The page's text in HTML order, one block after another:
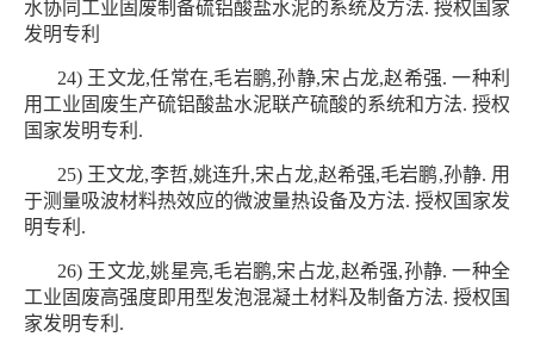
水协同工业固废制备硫铝酸盐水泥的系统及方法. 授权国家
发明专利
24) 王文龙,任常在,毛岩鹏,孙静,宋占龙,赵希强. 一种利
用工业固废生产硫铝酸盐水泥联产硫酸的系统和方法. 授权
国家发明专利.
25) 王文龙,李哲,姚连升,宋占龙,赵希强,毛岩鹏,孙静. 用
于测量吸波材料热效应的微波量热设备及方法. 授权国家发
明专利.
26) 王文龙,姚星亮,毛岩鹏,宋占龙,赵希强,孙静. 一种全
工业固废高强度即用型发泡混凝土材料及制备方法. 授权国
家发明专利.